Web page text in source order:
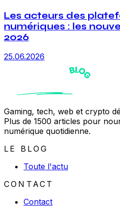
Les acteurs des
numériques : les
2026
25.06.2026
Gaming, tech, web et crypto
Plus de 1500 articles pour
numérique quotidienne.
LE BLOG
Toute l'actu
CONTACT
Contact